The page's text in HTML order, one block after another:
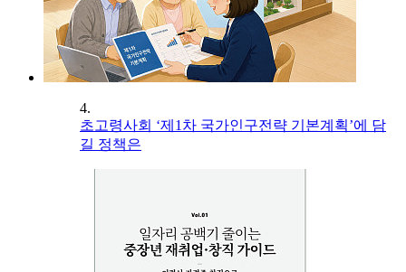
4.
초고령사회 ‘제1차 국가인구전략 기본계획’에 담
길 정책은